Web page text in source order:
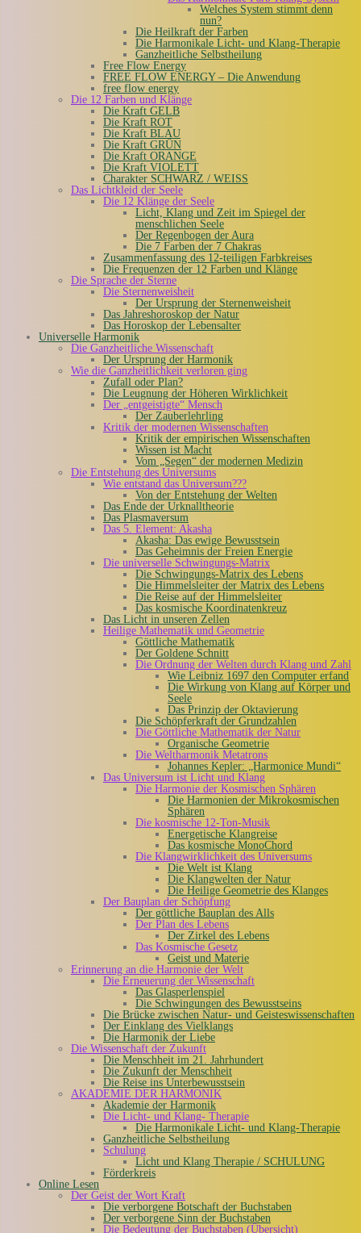
Welches System stimmt denn
nun?
Die Heilkraft der Farben
Die Harmonikale Licht- und Klang-Therapie
Ganzheitliche Selbstheilung
Free Flow Energy
FREE FLOW ENERGY – Die Anwendung
free flow energy
Die 12 Farben und Klänge
Die Kraft GELB
Die Kraft ROT
Die Kraft BLAU
Die Kraft GRÜN
Die Kraft ORANGE
Die Kraft VIOLETT
Charakter SCHWARZ / WEISS
Das Lichtkleid der Seele
Die 12 Klänge der Seele
Licht, Klang und Zeit im Spiegel der
menschlichen Seele
Der Regenbogen der Aura
Die 7 Farben der 7 Chakras
Zusammenfassung des 12-teiligen Farbkreises
Die Frequenzen der 12 Farben und Klänge
Die Sprache der Sterne
Die Sternenweisheit
Der Ursprung der Sternenweisheit
Das Jahreshoroskop der Natur
Das Horoskop der Lebensalter
Universelle Harmonik
Die Ganzheitliche Wissenschaft
Der Ursprung der Harmonik
Wie die Ganzheitlichkeit verloren ging
Zufall oder Plan?
Die Leugnung der Höheren Wirklichkeit
Der „entgeistigte“ Mensch
Der Zauberlehrling
Kritik der modernen Wissenschaften
Kritik der empirischen Wissenschaften
Wissen ist Macht
Vom „Segen“ der modernen Medizin
Die Entstehung des Universums
Wie entstand das Universum???
Von der Entstehung der Welten
Das Ende der Urknalltheorie
Das Plasmaversum
Das 5. Element: Akasha
Akasha: Das ewige Bewusstsein
Das Geheimnis der Freien Energie
Die universelle Schwingungs-Matrix
Die Schwingungs-Matrix des Lebens
Die Himmelsleiter der Matrix des Lebens
Die Reise auf der Himmelsleiter
Das kosmische Koordinatenkreuz
Das Licht in unseren Zellen
Heilige Mathematik und Geometrie
Göttliche Mathematik
Der Goldene Schnitt
Die Ordnung der Welten durch Klang und Zahl
Wie Leibniz 1697 den Computer erfand
Die Wirkung von Klang auf Körper und
Seele
Das Prinzip der Oktavierung
Die Schöpferkraft der Grundzahlen
Die Göttliche Mathematik der Natur
Organische Geometrie
Die Weltharmonik Metatrons
Johannes Kepler: „Harmonice Mundi“
Das Universum ist Licht und Klang
Die Harmonie der Kosmischen Sphären
Die Harmonien der Mikrokosmischen
Sphären
Die kosmische 12-Ton-Musik
Energetische Klangreise
Das kosmische MonoChord
Die Klangwirklichkeit des Universums
Die Welt ist Klang
Die Klangwelten der Natur
Die Heilige Geometrie des Klanges
Der Bauplan der Schöpfung
Der göttliche Bauplan des Alls
Der Plan des Lebens
Der Zirkel des Lebens
Das Kosmische Gesetz
Geist und Materie
Erinnerung an die Harmonie der Welt
Die Erneuerung der Wissenschaft
Das Glasperlenspiel
Die Schwingungen des Bewusstseins
Die Brücke zwischen Natur- und Geisteswissenschaften
Der Einklang des Vielklangs
Die Harmonik der Liebe
Die Wissenschaft der Zukunft
Die Menschheit im 21. Jahrhundert
Die Zukunft der Menschheit
Die Reise ins Unterbewusstsein
AKADEMIE DER HARMONIK
Akademie der Harmonik
Die Licht- und Klang- Therapie
Die Harmonikale Licht- und Klang-Therapie
Ganzheitliche Selbstheilung
Schulung
Licht und Klang Therapie / SCHULUNG
Förderkreis
Online Lesen
Der Geist der Wort Kraft
Die verborgene Botschaft der Buchstaben
Der verborgene Sinn der Buchstaben
Die Bedeutung der Buchstaben (Übersicht)